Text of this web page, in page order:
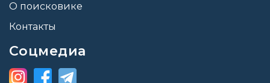
О поисковике
Контакты
Соцмедиа